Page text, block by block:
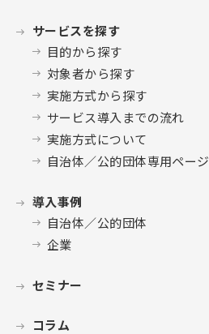
サービスを探す
目的から探す
対象者から探す
実施方式から探す
サービス導入までの流れ
実施方式について
自治体／公的団体専用ページ
導入事例
自治体／公的団体
企業
セミナー
コラム